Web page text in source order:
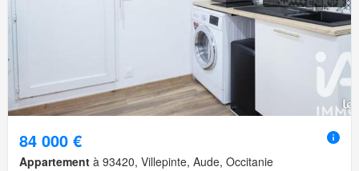
84 000 €
Appartement à 93420, Villepinte, Aude, Occitanie